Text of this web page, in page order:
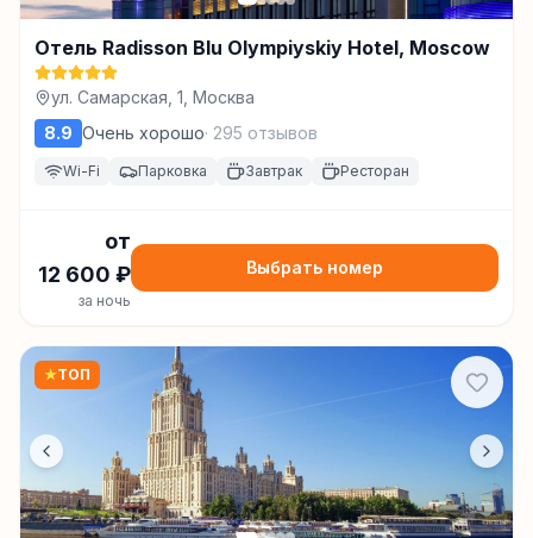
Отель Radisson Blu Olympiyskiy Hotel, Moscow
ул. Самарская, 1, Москва
8.9 Очень хорошо· 295 отзывов
Wi-Fi Парковка Завтрак Ресторан
от
12 600 ₽
за ночь
Выбрать номер
★ТОП